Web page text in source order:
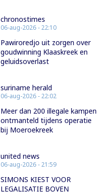
chronostimes
06-aug-2026 - 22:10
Pawiroredjo uit zorgen over
goudwinning Klaaskreek en
geluidsoverlast
suriname herald
06-aug-2026 - 22:02
Meer dan 200 illegale kampen
ontmanteld tijdens operatie
bij Moeroekreek
united news
06-aug-2026 - 21:59
SIMONS KIEST VOOR
LEGALISATIE BOVEN